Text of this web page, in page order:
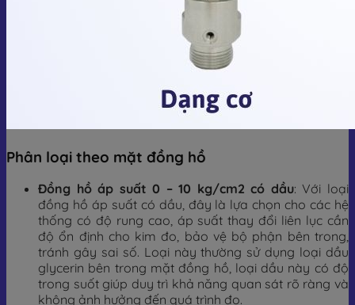
Phân loại theo mặt đồng hồ
Đồng hồ áp suất 0 – 10 kg/cm2 có dầu: Với loại
đồng hồ áp suất có dầu, đây là lựa chọn cho các hệ
thống có độ rung cao, áp suất thay đổi liên lục cần
độ ổn định cho kim đo, bảo vệ bộ phận bên trong,
tránh gây sai số. Loại này thường sử dụng loại dầu
glycerin bên trong mặt đồng hồ, loại dầu này có độ
trong suốt giúp duy trì khả năng quan sát rõ ràng và
không ảnh hưởng đến quá trình đo.